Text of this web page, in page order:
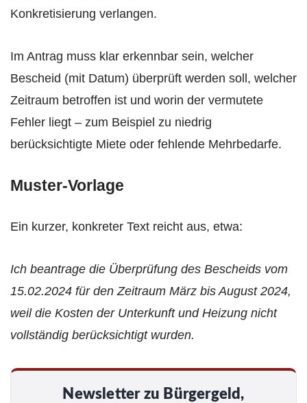
Konkretisierung verlangen.
Im Antrag muss klar erkennbar sein, welcher
Bescheid (mit Datum) überprüft werden soll, welcher
Zeitraum betroffen ist und worin der vermutete
Fehler liegt – zum Beispiel zu niedrig
berücksichtigte Miete oder fehlende Mehrbedarfe.
Muster-Vorlage
Ein kurzer, konkreter Text reicht aus, etwa:
Ich beantrage die Überprüfung des Bescheids vom
15.02.2024 für den Zeitraum März bis August 2024,
weil die Kosten der Unterkunft und Heizung nicht
vollständig berücksichtigt wurden.
Newsletter zu Bürgergeld,